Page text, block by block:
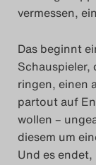
vermessen,
Das beginnt
Schauspieler,
ringen, einen
partout auf
wollen –
diesem um
Und es